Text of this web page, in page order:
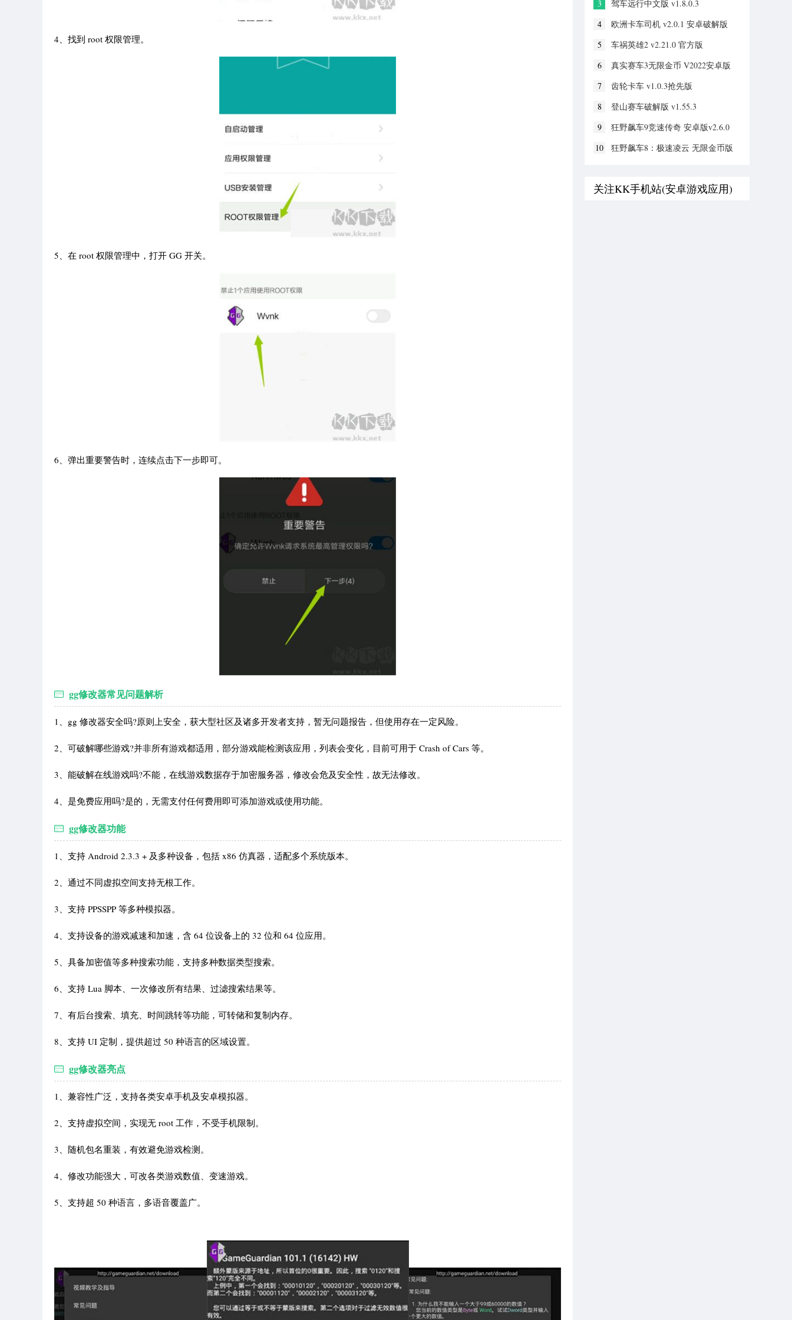
4、找到 root 权限管理。
5、在 root 权限管理中，打开 GG 开关。
6、弹出重要警告时，连续点击下一步即可。
gg修改器常见问题解析
1、gg 修改器安全吗?原则上安全，获大型社区及诸多开发者支持，暂无问题报告，但使用存在一定风险。
2、可破解哪些游戏?并非所有游戏都适用，部分游戏能检测该应用，列表会变化，目前可用于 Crash of Cars 等。
3、能破解在线游戏吗?不能，在线游戏数据存于加密服务器，修改会危及安全性，故无法修改。
4、是免费应用吗?是的，无需支付任何费用即可添加游戏或使用功能。
gg修改器功能
1、支持 Android 2.3.3 + 及多种设备，包括 x86 仿真器，适配多个系统版本。
2、通过不同虚拟空间支持无根工作。
3、支持 PPSSPP 等多种模拟器。
4、支持设备的游戏减速和加速，含 64 位设备上的 32 位和 64 位应用。
5、具备加密值等多种搜索功能，支持多种数据类型搜索。
6、支持 Lua 脚本、一次修改所有结果、过滤搜索结果等。
7、有后台搜索、填充、时间跳转等功能，可转储和复制内存。
8、支持 UI 定制，提供超过 50 种语言的区域设置。
gg修改器亮点
1、兼容性广泛，支持各类安卓手机及安卓模拟器。
2、支持虚拟空间，实现无 root 工作，不受手机限制。
3、随机包名重装，有效避免游戏检测。
4、修改功能强大，可改各类游戏数值、变速游戏。
5、支持超 50 种语言，多语音覆盖广。
3
驾车远行中文版 v1.8.0.3
4
欧洲卡车司机 v2.0.1 安卓破解版
5
车祸英雄2 v2.21.0 官方版
6
真实赛车3无限金币 V2022安卓版
7
齿轮卡车 v1.0.3抢先版
8
登山赛车破解版 v1.55.3
9
狂野飙车9竞速传奇 安卓版v2.6.0
10
狂野飙车8：极速凌云 无限金币版
关注KK手机站(安卓游戏应用)